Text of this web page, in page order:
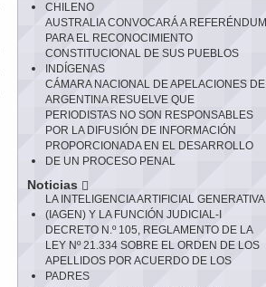
CHILENO
AUSTRALIA CONVOCARÁ A REFERÉNDUM
PARA EL RECONOCIMIENTO
CONSTITUCIONAL DE SUS PUEBLOS
INDÍGENAS
CÁMARA NACIONAL DE APELACIONES DE
ARGENTINA RESUELVE QUE
PERIODISTAS NO SON RESPONSABLES
POR LA DIFUSIÓN DE INFORMACIÓN
PROPORCIONADA EN EL DESARROLLO
DE UN PROCESO PENAL
Noticias
LA INTELIGENCIA ARTIFICIAL GENERATIVA
(IAGEN) Y LA FUNCIÓN JUDICIAL-I
DECRETO N.º 105, REGLAMENTO DE LA
LEY Nº 21.334 SOBRE EL ORDEN DE LOS
APELLIDOS POR ACUERDO DE LOS
PADRES